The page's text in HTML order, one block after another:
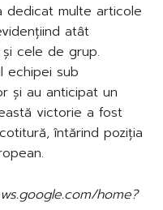
dedicat multe articole
atât
cele de grup.
echipei sub
și au anticipat un
victorie a fost
întărind poziția
home?